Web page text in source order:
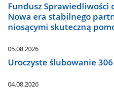
Fundusz Sprawiedliwości
Nowa era stabilnego
niosącymi skuteczną
05.08.2026
Uroczyste ślubowanie
04.08.2026